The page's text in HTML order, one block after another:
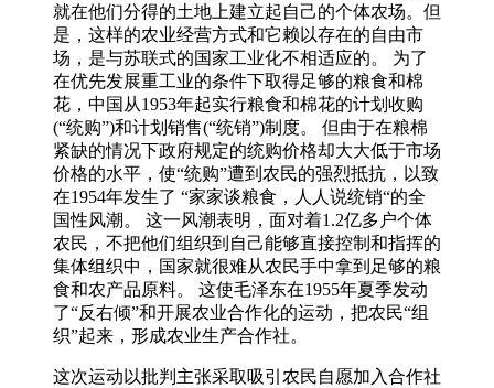
就在他们分得的土地上建立起自己的个体农场。但
是，这样的农业经营方式和它赖以存在的自由市
场，是与苏联式的国家工业化不相适应的。 为了
在优先发展重工业的条件下取得足够的粮食和棉
花，中国从1953年起实行粮食和棉花的计划收购
(“统购”)和计划销售(“统销”)制度。 但由于在粮棉
紧缺的情况下政府规定的统购价格却大大低于市场
价格的水平，使“统购”遭到农民的强烈抵抗，以致
在1954年发生了 “家家谈粮食，人人说统销“的全
国性风潮。 这一风潮表明，面对着1.2亿多户个体
农民，不把他们组织到自己能够直接控制和指挥的
集体组织中，国家就很难从农民手中拿到足够的粮
食和农产品原料。 这使毛泽东在1955年夏季发动
了“反右倾”和开展农业合作化的运动，把农民“组
织”起来，形成农业生产合作社。
这次运动以批判主张采取吸引农民自愿加入合作社